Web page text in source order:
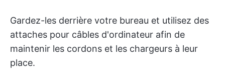
Gardez-les derrière votre bureau et utilisez des
attaches pour câbles d'ordinateur afin de
maintenir les cordons et les chargeurs à leur
place.